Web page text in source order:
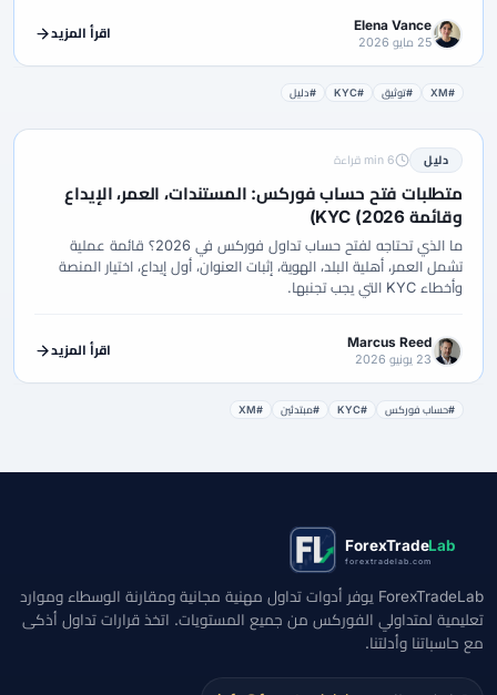
Elena Vance
25 مايو 2026
اقرأ المزيد
#XM #توثيق #KYC #دليل
دليل 6 min قراءة
متطلبات فتح حساب فوركس: المستندات، العمر، الإيداع
وقائمة KYC (2026)
ما الذي تحتاجه لفتح حساب تداول فوركس في 2026؟ قائمة عملية
تشمل العمر، أهلية البلد، الهوية، إثبات العنوان، أول إيداع، اختيار المنصة
وأخطاء KYC التي يجب تجنبها.
Marcus Reed
23 يونيو 2026
اقرأ المزيد
#حساب فوركس #KYC #مبتدئين #XM
ForexTradeLab
forextradelab.com
ForexTradeLab يوفر أدوات تداول مهنية مجانية ومقارنة الوسطاء وموارد
تعليمية لمتداولي الفوركس من جميع المستويات. اتخذ قرارات تداول أذكى
مع حاسباتنا وأدلتنا.